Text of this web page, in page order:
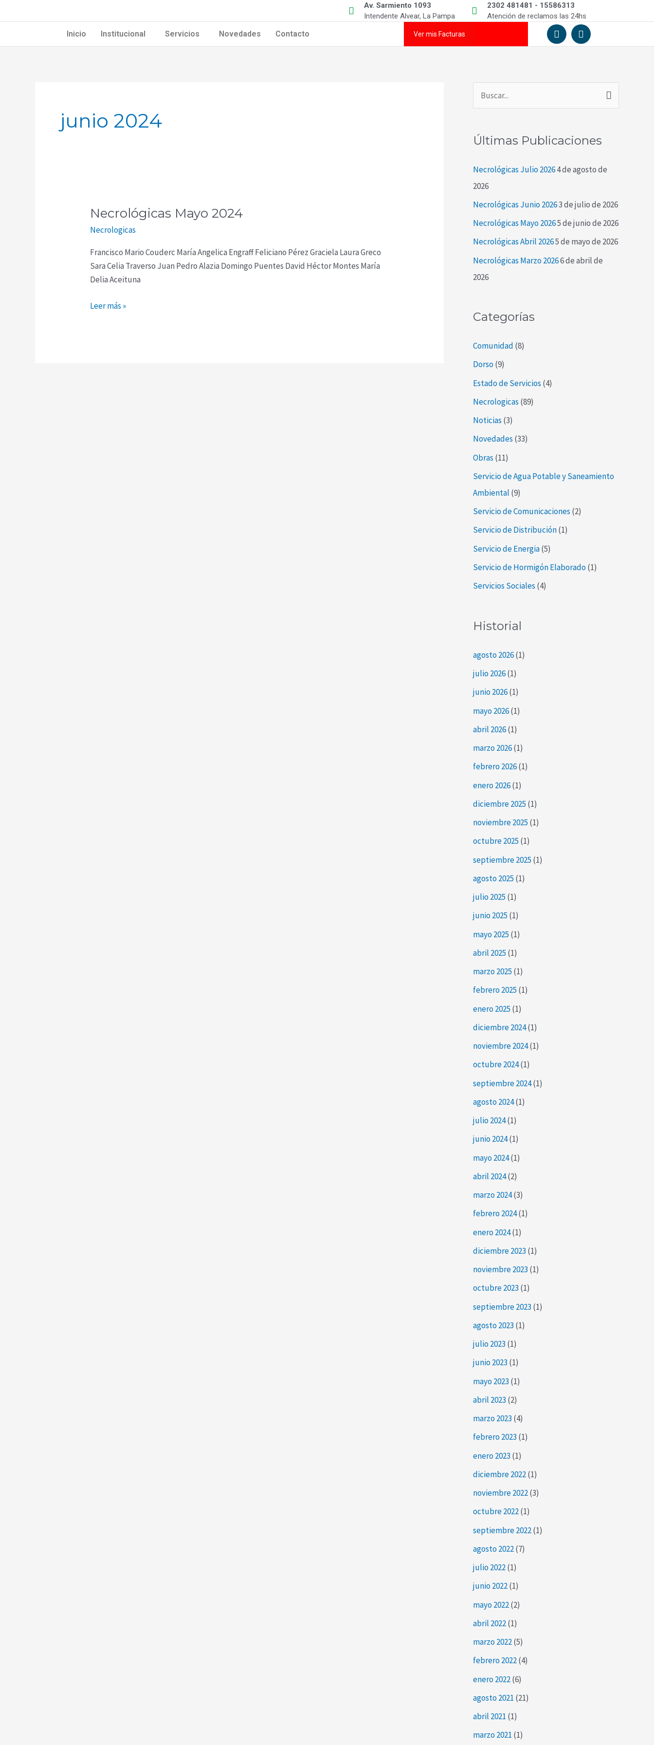
al
Av. Sarmiento 1093
Intendente Alvear, La Pampa
2302 481481 - 15586313
Atención de reclamos las 24hs
Inicio Institucional Servicios Novedades Contacto Ver mis Facturas
F
a
c
o
-
I
n
s
r
m
junio 2024
Necrológicas Mayo 2024
Necrologicas
Francisco Mario Couderc María Angelica Engraff Feliciano Pérez Graciela Laura Greco
Sara Celia Traverso Juan Pedro Alazia Domingo Puentes David Héctor Montes María
Delia Aceituna
Necrológicas
Mayo
Leer más »
c
a
r
:
Últimas Publicaciones
Necrológicas Julio 20264 de agosto de
2026
Necrológicas Junio 20263 de julio de 2026
Necrológicas Mayo 20265 de junio de 2026
Necrológicas Abril 20265 de mayo de 2026
Necrológicas Marzo 20266 de abril de
2026
Categorías
Comunidad (8)
Dorso(9)
Estado de Servicios (4)
Necrologicas (89)
Noticias (3)
Novedades (33)
Obras (11)
Servicio de Agua Potable y Saneamiento
Ambiental (9)
Servicio de Comunicaciones (2)
Servicio de Distribución(1)
Servicio de Energia(5)
Servicio de Hormigón Elaborado(1)
Servicios Sociales (4)
Historial
agosto 2026(1)
julio 2026(1)
junio 2026(1)
mayo 2026(1)
abril 2026(1)
marzo 2026(1)
febrero 2026(1)
enero 2026(1)
diciembre 2025 (1)
noviembre 2025 (1)
octubre 2025 (1)
septiembre 2025 (1)
agosto 2025 (1)
julio 2025 (1)
junio 2025 (1)
mayo 2025 (1)
abril 2025 (1)
marzo 2025 (1)
febrero 2025 (1)
enero 2025 (1)
diciembre 2024(1)
noviembre 2024(1)
octubre 2024(1)
septiembre 2024(1)
agosto 2024(1)
julio 2024(1)
junio 2024(1)
mayo 2024(1)
abril 2024(2)
marzo 2024(3)
febrero 2024(1)
enero 2024(1)
diciembre 2023 (1)
noviembre 2023 (1)
octubre 2023 (1)
septiembre 2023 (1)
agosto 2023 (1)
julio 2023 (1)
junio 2023 (1)
mayo 2023 (1)
abril 2023 (2)
marzo 2023 (4)
febrero 2023 (1)
enero 2023 (1)
diciembre 2022(1)
noviembre 2022(3)
octubre 2022(1)
septiembre 2022(1)
agosto 2022(7)
julio 2022(1)
junio 2022(1)
mayo 2022(2)
abril 2022(1)
marzo 2022(5)
febrero 2022(4)
enero 2022(6)
agosto 2021 (21)
abril 2021 (1)
marzo 2021 (1)